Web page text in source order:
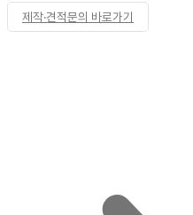
제작·견적문의 바로가기